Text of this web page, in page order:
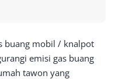
buang mobil / knalpot
emisi gas buang
tawon yang